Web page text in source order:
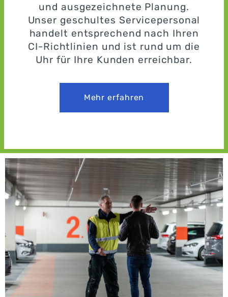
und ausgezeichnete Planung.
Unser geschultes Servicepersonal
handelt entsprechend nach Ihren
CI-Richtlinien und ist rund um die
Uhr für Ihre Kunden erreichbar.
Mehr erfahren